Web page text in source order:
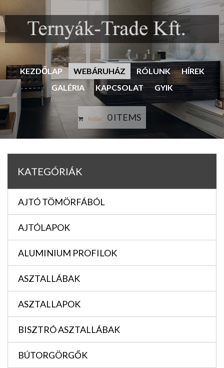
KEZDŐLAP WEBÁRUHÁZ RÓLUNK
HÍREK
GALÉRIA
KAPCSOLAT GYIK
Kosár: 0 ITEMS
KATEGÓRIÁK
AJTÓ TÖMÖRFÁBÓL
AJTÓLAPOK
ALUMINIUM PROFILOK
ASZTALLÁBAK
ASZTALLAPOK
BISZTRÓ ASZTALLÁBAK
BÚTORGÖRGŐK